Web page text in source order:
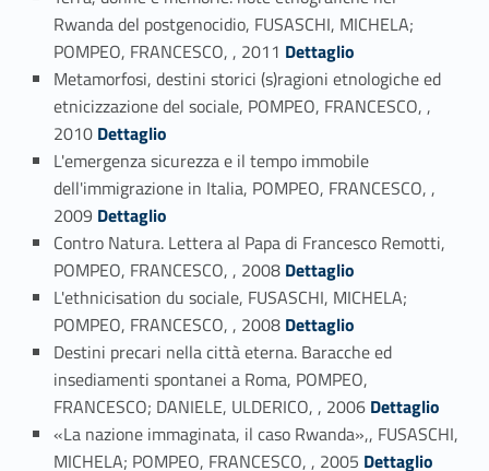
Rwanda del postgenocidio, FUSASCHI, MICHELA;
POMPEO, FRANCESCO, , 2011 Link identifier #identifier_person_48793-9Dettaglio
Metamorfosi, destini storici (s)ragioni etnologiche ed
etnicizzazione del sociale, POMPEO, FRANCESCO, ,
2010 Link identifier #identifier_person_164717-10
Dettaglio
L'emergenza sicurezza e il tempo immobile
dell'immigrazione in Italia, POMPEO, FRANCESCO, ,
2009 Link identifier #identifier_person_15977-11
Dettaglio
Contro Natura. Lettera al Papa di Francesco Remotti,
POMPEO, FRANCESCO, , 2008 Link identifier #identifier_person_63631-12
Dettaglio
L'ethnicisation du sociale, FUSASCHI, MICHELA;
POMPEO, FRANCESCO, , 2008 Link identifier #identifier_person_61072-13
Dettaglio
Destini precari nella città eterna. Baracche ed
insediamenti spontanei a Roma, POMPEO,
FRANCESCO; DANIELE, ULDERICO, , 2006Link identifier #identifier_person_20943-14Dettaglio
«La nazione immaginata, il caso Rwanda»,, FUSASCHI,
MICHELA; POMPEO, FRANCESCO, , 2005 Link identifier #identifier_person_72728-15
Dettaglio